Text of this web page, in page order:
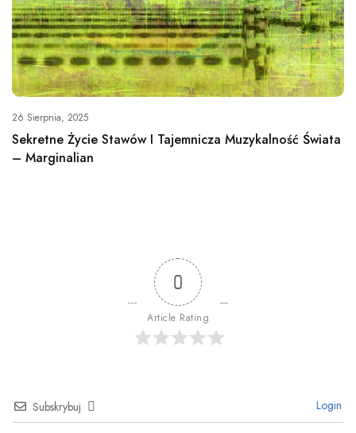
26 Sierpnia, 2025
Sekretne Życie Stawów I Tajemnicza Muzykalność Świata
– Marginalian
0
Article Rating
Subskrybuj Login